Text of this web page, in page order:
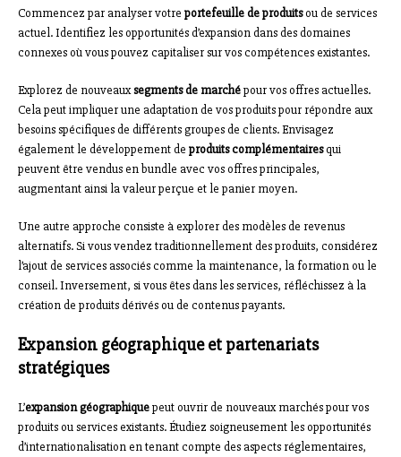
Commencez par analyser votre portefeuille de produitsou de services
actuel. Identifiez les opportunités d’expansion dans des domaines
connexes où vous pouvez capitaliser sur vos compétences existantes.
Explorez de nouveauxsegments de marchépour vos offres actuelles.
Cela peut impliquer une adaptation de vos produits pour répondre aux
besoins spécifiques de différents groupes de clients. Envisagez
également le développement de produits complémentairesqui
peuvent être vendus en bundle avec vos offres principales,
augmentant ainsi la valeur perçue et le panier moyen.
Une autre approche consiste à explorer des modèles de revenus
alternatifs. Si vous vendez traditionnellement des produits, considérez
l’ajout de services associés comme la maintenance, la formation ou le
conseil. Inversement, si vous êtes dans les services, réfléchissez à la
création de produits dérivés ou de contenus payants.
Expansion géographique et partenariats
stratégiques
L’expansion géographiquepeut ouvrir de nouveaux marchés pour vos
produits ou services existants. Étudiez soigneusement les opportunités
d’internationalisation en tenant compte des aspects réglementaires,